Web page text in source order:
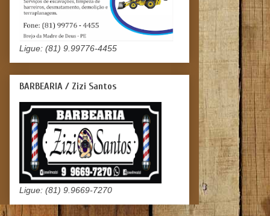
Ligue: (81) 9.99776-4455
BARBEARIA / Zizi Santos
Ligue: (81) 9.9669-7270